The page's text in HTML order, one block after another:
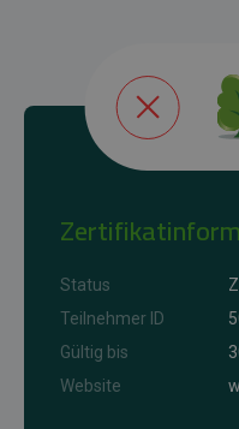
Status
Teilnehmer ID
Gültig bis
Website